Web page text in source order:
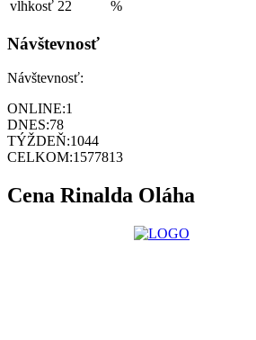
vlhkosť 22 %
Návštevnosť
Návštevnosť:
ONLINE:1
DNES:78
TÝŽDEŇ:1044
CELKOM:1577813
Cena Rinalda Oláha